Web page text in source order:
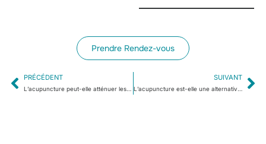
Prendre Rendez-vous
PRÉCÉDENT
L’acupuncture peut-elle atténuer les douleurs neuropathiques ou les brûlures nerveuses ?
SUIVANT
L’acupuncture est-elle une alternative aux infiltrations pour des douleurs articulaires ?